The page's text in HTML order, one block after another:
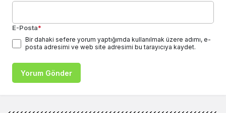
E-Posta*
Bir dahaki sefere yorum yaptığımda kullanılmak üzere adımı, e-
posta adresimi ve web site adresimi bu tarayıcıya kaydet.
Yorum Gönder